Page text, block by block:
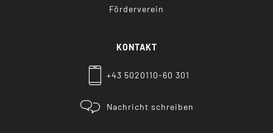
Förderverein
KONTAKT
+43 5020110-60 301
Nachricht schreiben